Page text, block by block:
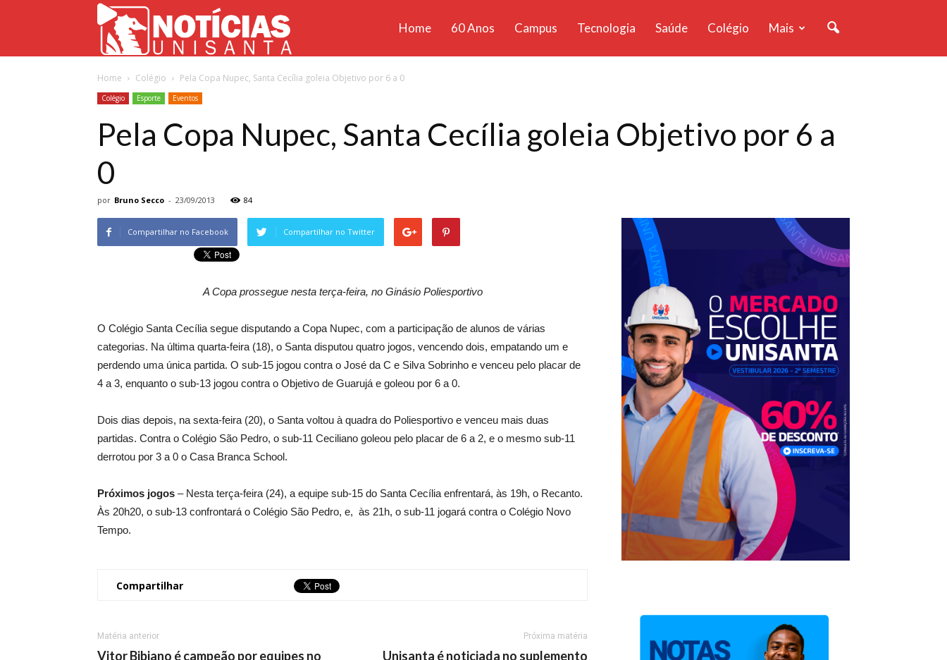
Unisanta
Home 60 Anos Campus Tecnologia Saúde Colégio Mais
Home Colégio Pela Copa Nupec, Santa Cecília goleia Objetivo por 6 a 0
Colégio Esporte Eventos
Pela Copa Nupec, Santa Cecília goleia Objetivo por 6 a
0
por Bruno Secco - 23/09/2013 84
Compartilhar no Facebook Compartilhar no Twitter
A Copa prossegue nesta terça-feira, no Ginásio Poliesportivo
O Colégio Santa Cecília segue disputando a Copa Nupec, com a participação de alunos de várias
categorias. Na última quarta-feira (18), o Santa disputou quatro jogos, vencendo dois, empatando um e
perdendo uma única partida. O sub-15 jogou contra o José da C e Silva Sobrinho e venceu pelo placar de
4 a 3, enquanto o sub-13 jogou contra o Objetivo de Guarujá e goleou por 6 a 0.
Dois dias depois, na sexta-feira (20), o Santa voltou à quadra do Poliesportivo e venceu mais duas
partidas. Contra o Colégio São Pedro, o sub-11 Ceciliano goleou pelo placar de 6 a 2, e o mesmo sub-11
derrotou por 3 a 0 o Casa Branca School.
Próximos jogos – Nesta terça-feira (24), a equipe sub-15 do Santa Cecília enfrentará, às 19h, o Recanto.
Às 20h20, o sub-13 confrontará o Colégio São Pedro, e, às 21h, o sub-11 jogará contra o Colégio Novo
Tempo.
Compartilhar
Matéria anterior
Vitor Bibiano é campeão por equipes no
Próxima matéria
Unisanta é noticiada no suplemento